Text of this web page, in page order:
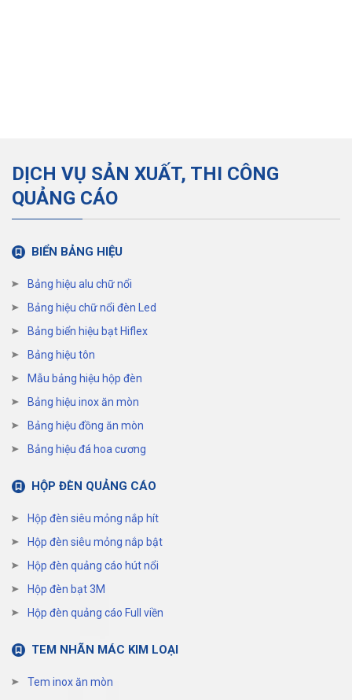
DỊCH VỤ SẢN XUẤT, THI CÔNG
QUẢNG CÁO
BIỂN BẢNG HIỆU
Bảng hiệu alu chữ nổi
Bảng hiệu chữ nổi đèn Led
Bảng biển hiệu bạt Hiflex
Bảng hiệu tôn
Mẫu bảng hiệu hộp đèn
Bảng hiệu inox ăn mòn
Bảng hiệu đồng ăn mòn
Bảng hiệu đá hoa cương
HỘP ĐÈN QUẢNG CÁO
Hộp đèn siêu mỏng nắp hít
Hộp đèn siêu mỏng nắp bật
Hộp đèn quảng cáo hút nổi
Hộp đèn bạt 3M
Hộp đèn quảng cáo Full viền
TEM NHÃN MÁC KIM LOẠI
Tem inox ăn mòn